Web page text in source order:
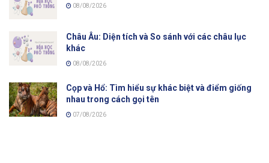
08/08/2026
Châu Âu: Diện tích và So sánh với các châu lục
khác
08/08/2026
Cọp và Hổ: Tìm hiểu sự khác biệt và điểm giống
nhau trong cách gọi tên
07/08/2026